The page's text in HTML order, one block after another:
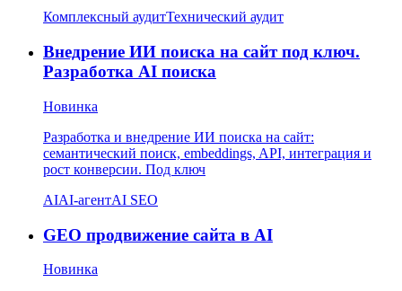
Комплексный аудитТехнический аудит
Внедрение ИИ поиска на сайт под ключ.
Разработка AI поиска
Новинка
Разработка и внедрение ИИ поиска на сайт:
семантический поиск, embeddings, API, интеграция и
рост конверсии. Под ключ
AIAI-агентAI SEO
GEO продвижение сайта в AI
Новинка